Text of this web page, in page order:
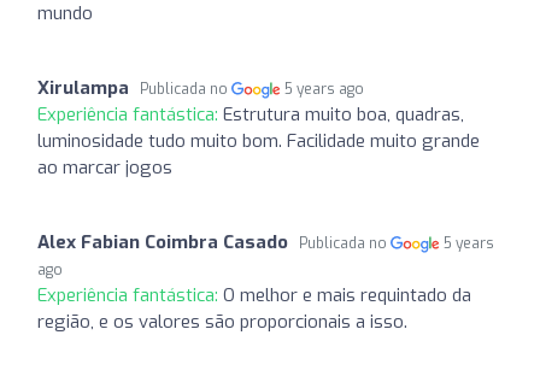
mundo
Xirulampa Publicada no 5 years ago
Experiência fantástica: Estrutura muito boa, quadras,
luminosidade tudo muito bom. Facilidade muito grande
ao marcar jogos
Alex Fabian Coimbra Casado Publicada no
5 years
ago
Experiência fantástica: O melhor e mais requintado da
região, e os valores são proporcionais a isso.